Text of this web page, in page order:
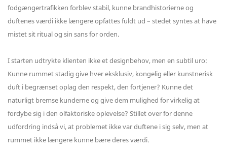
fodgængertrafikken forblev stabil, kunne brandhistorierne og
duftenes værdi ikke længere opfattes fuldt ud – stedet syntes at have
mistet sit ritual og sin sans for orden.
I starten udtrykte klienten ikke et designbehov, men en subtil uro:
Kunne rummet stadig give hver eksklusiv, kongelig eller kunstnerisk
duft i begrænset oplag den respekt, den fortjener? Kunne det
naturligt bremse kunderne og give dem mulighed for virkelig at
fordybe sig i den olfaktoriske oplevelse? Stillet over for denne
udfordring indså vi, at problemet ikke var duftene i sig selv, men at
rummet ikke længere kunne bære deres værdi.